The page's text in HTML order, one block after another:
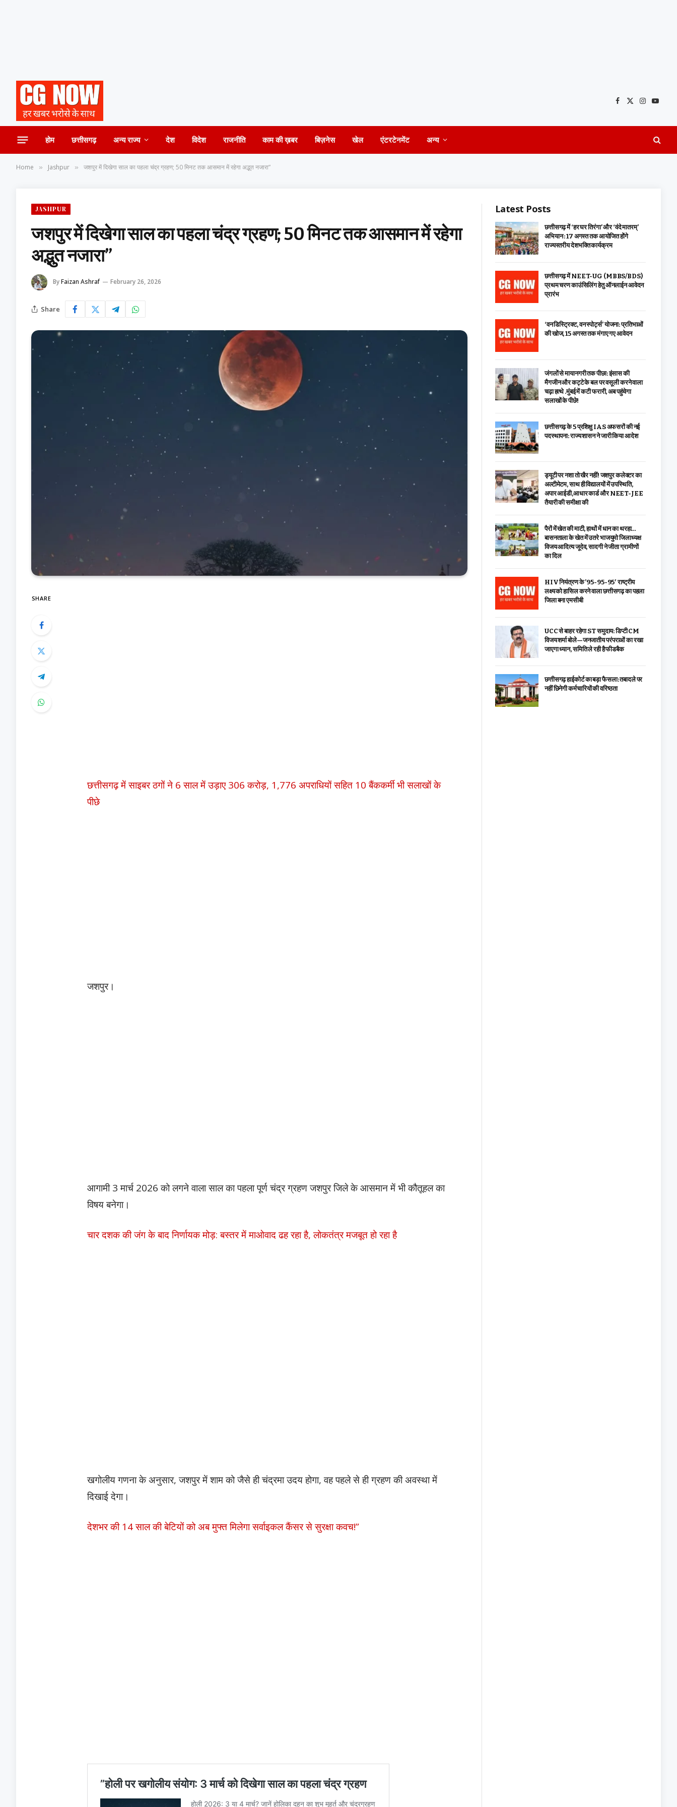
Facebook
X
Instagram
होम छत्तीसगढ़ अन्य राज्य देश विदेश राजनीति काम की ख़बर बिज़नेस खेल एंटरटेनमेंट अन्य
Home » Jashpur » जशपुर में दिखेगा साल का पहला चंद्र ग्रहण; 50 मिनट तक आसमान में रहेगा अद्भुत नजारा”
JASHPUR
जशपुर में दिखेगा साल का पहला चंद्र ग्रहण; 50 मिनट तक आसमान में रहेगा
अद्भुत नजारा”
ByFaizan Ashraf February 26, 2026
Share
SHARE
छत्तीसगढ़ में साइबर ठगों ने 6 साल में उड़ाए 306 करोड़, 1,776 अपराधियों सहित 10 बैंककर्मी भी सलाखों के
पीछे
जशपुर।
आगामी 3 मार्च 2026 को लगने वाला साल का पहला पूर्ण चंद्र ग्रहण जशपुर जिले के आसमान में भी कौतूहल का
विषय बनेगा।
चार दशक की जंग के बाद निर्णायक मोड़: बस्तर में माओवाद ढह रहा है, लोकतंत्र मजबूत हो रहा है
खगोलीय गणना के अनुसार, जशपुर में शाम को जैसे ही चंद्रमा उदय होगा, वह पहले से ही ग्रहण की अवस्था में
दिखाई देगा।
देशभर की 14 साल की बेटियों को अब मुफ्त मिलेगा सर्वाइकल कैंसर से सुरक्षा कवच!”
Latest Posts
छत्तीसगढ़ में ‘हर घर तिरंगा’ और ‘वंदे मातरम्’
अभियान : 17 अगस्त तक आयोजित होंगे
राज्यस्तरीय देशभक्ति कार्यक्रम
छत्तीसगढ़ में NEET-UG (MBBS/BDS)
प्रथम चरण काउंसिलिंग हेतु ऑनलाईन आवेदन
प्रारंभ
‘वन डिस्ट्रिक्ट, वन स्पोर्ट्स’ योजना: प्रतिभाओं
की खोज, 15 अगस्त तक मंगाए गए आवेदन
जंगलों से मायानगरी तक पीछा: इंसास की
मैगजीन और कट्टे के बल पर वसूली करने वाला
चढ़ा हत्थे .मुंबई में कटी फरारी, अब पहुंचेगा
सलाखों के पीछे!
छत्तीसगढ़ के 5 प्रशिक्षु IAS अफसरों की नई
पदस्थापना: राज्य शासन ने जारी किया आदेश
ड्यूटी पर नशा तो खैर नहीं! जशपुर कलेक्टर का
अल्टीमेटम, साथ ही विद्यालयों में उपस्थिति,
अपार आईडी,आधार कार्ड और NEET-JEE
तैयारी की समीक्षा की
पैरों में खेत की माटी, हाथों में धान का थरहा…
बासनताला के खेत में उतरे भाजयुमो जिलाध्यक्ष
विजय आदित्य जूदेव, सादगी ने जीता ग्रामीणों
का दिल
HIV नियंत्रण के ’95-95-95′ राष्ट्रीय
लक्ष्य को हासिल करने वाला छत्तीसगढ़ का पहला
जिला बना एमसीबी
UCC से बाहर रहेगा ST समुदाय: डिप्टी CM
विजय शर्मा बोले—जनजातीय परंपराओं का रखा
जाएगा ध्यान, समिति ले रही है फीडबैक
छत्तीसगढ़ हाईकोर्ट का बड़ा फैसला: तबादले पर
नहीं छिनेगी कर्मचारियों की वरिष्ठता